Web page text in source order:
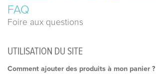
FAQ
Foire aux questions
UTILISATION DU SITE
Comment ajouter des produits à mon panier ?